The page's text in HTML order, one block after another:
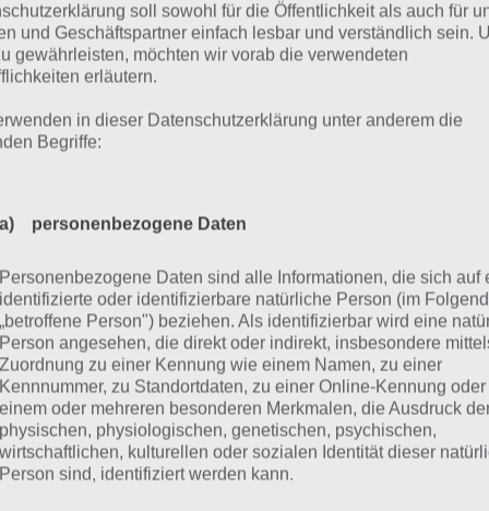
Play steht die Scrabble App kostenlos für Android
bereits erwähnt tritt man hier gegen Freunde, Familie
Facebook oder Origin an. Einen Computergegner gibt es
App leider nicht. Um Scrabble entsprechend zu
vorausgesetzt. Hier gehts zum
SCRABBLE™
Preis:Kostenlos+
App für iPhone,
Touch im iTunes App
iTunes App Store steht die Scrabble App zum einen als
soll sowohl für die Öffentlichkeit als auch für
und Geschäftspartner einfach lesbar und verständlich sein.
gewährleisten, möchten wir vorab die verwendeten
erläutern.
in dieser Datenschutzerklärung unter anderem die
Begriffe:
a) personenbezogene Daten
Personenbezogene Daten sind alle Informationen, die sich auf
identifizierte oder identifizierbare natürliche Person (im
„betroffene Person") beziehen. Als identifizierbar wird eine
Person angesehen, die direkt oder indirekt, insbesondere
Zuordnung zu einer Kennung wie einem Namen, zu einer
Kennnummer, zu Standortdaten, zu einer Online-Kennung oder
einem oder mehreren besonderen Merkmalen, die Ausdruck
physischen, physiologischen, genetischen, psychischen,
wirtschaftlichen, kulturellen oder sozialen Identität dieser
Person sind, identifiziert werden kann.